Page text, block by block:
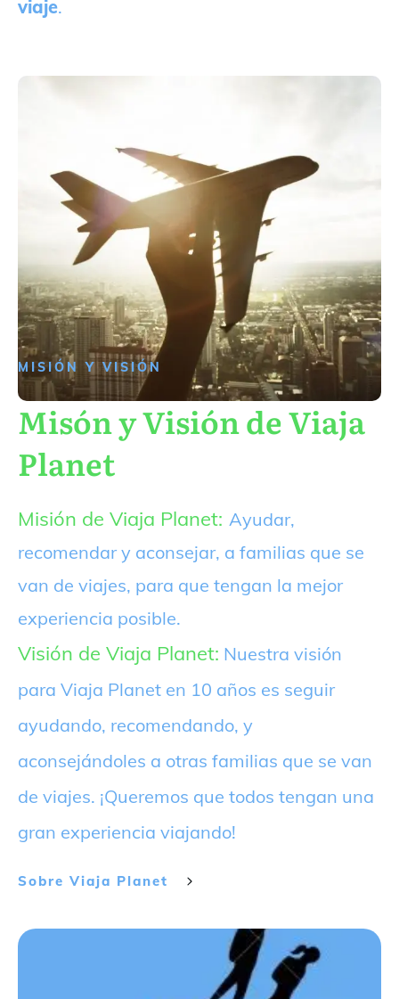
viaje.
MISIÓN Y VISIÓN
Misón y Visión de Viaja
Planet
Misión de Viaja Planet: Ayudar,
recomendar y aconsejar, a familias que se
van de viajes, para que tengan la mejor
experiencia posible.
Visión de Viaja Planet: Nuestra visión
para Viaja Planet en 10 años es seguir
ayudando, recomendando, y
aconsejándoles a otras familias que se van
de viajes. ¡Queremos que todos tengan una
gran experiencia viajando!
Sobre Viaja Planet